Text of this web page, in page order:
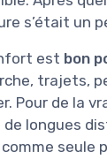
s’était un
est bon
trajets,
Pour de la
longues
seule